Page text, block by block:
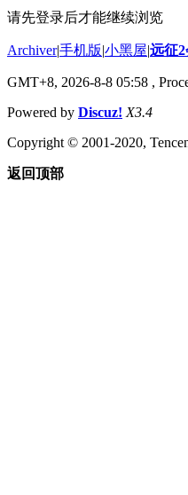
请先登录后才能继续浏览
Archiver|手机版|小黑屋|远征
GMT+8, 2026-8-8 05:58 ,
Powered by Discuz! X3.4
Copyright © 2001-2020,
返回顶部